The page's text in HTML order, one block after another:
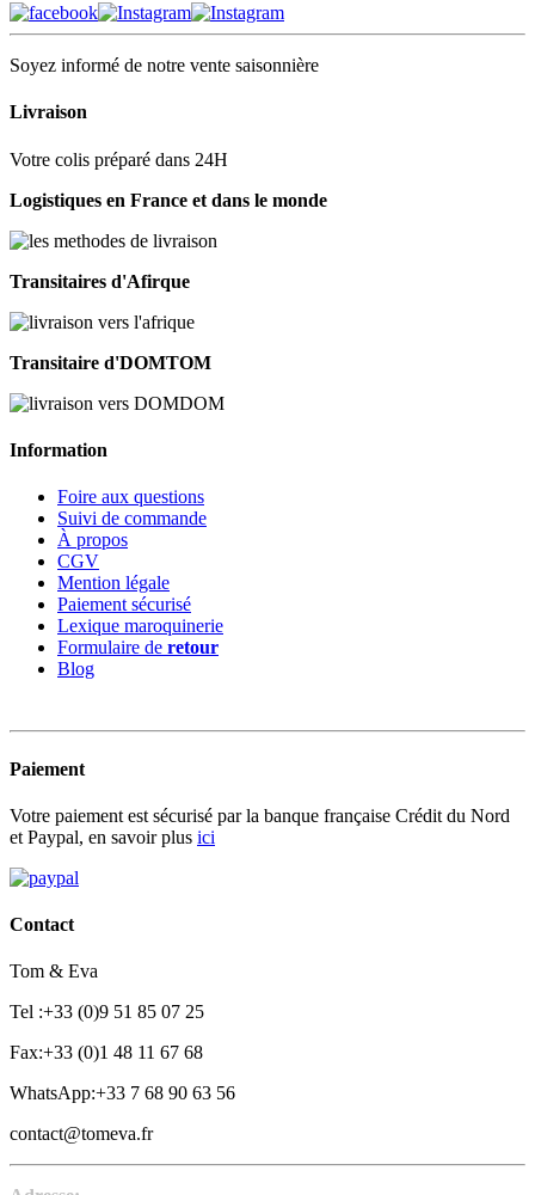
Soyez informé de notre vente saisonnière
Livraison
Votre colis préparé dans 24H
Logistiques en France et dans le monde
Transitaires d'Afirque
Transitaire d'DOMTOM
Information
Foire aux questions
Suivi de commande
À propos
CGV
Mention légale
Paiement sécurisé
Lexique maroquinerie
Formulaire de retour
Blog
Paiement
Votre paiement est sécurisé par la banque française Crédit du Nord
et Paypal, en savoir plus ici
Contact
Tom & Eva
Tel :+33 (0)9 51 85 07 25
Fax:+33 (0)1 48 11 67 68
WhatsApp:+33 7 68 90 63 56
contact@tomeva.fr